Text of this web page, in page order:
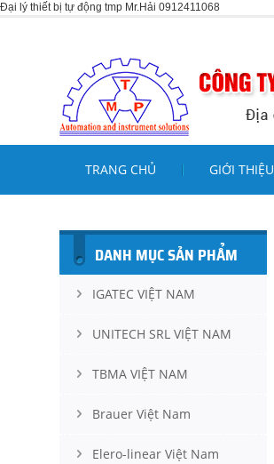
Đại lý thiết bị tự động tmp Mr.Hải 0912411068
TRANG CHỦ GIỚI THIỆU
DANH MỤC SẢN PHẨM
IGATEC VIỆT NAM
UNITECH SRL VIỆT NAM
TBMA VIỆT NAM
Brauer Việt Nam
Elero-linear Việt Nam